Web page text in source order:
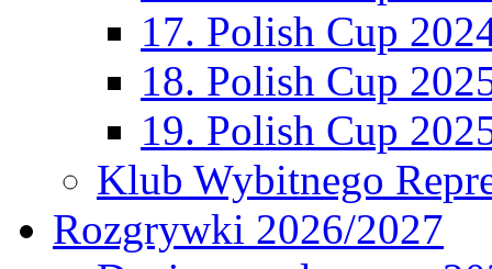
17. Polish Cup
18. Polish Cup
19. Polish Cup
Klub Wybitnego
Rozgrywki 2026/2027